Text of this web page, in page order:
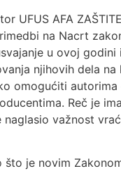
UFUS AFA
na Nacrt
u ovoj
njihovih dela
omogućiti
Reč je
važnost
je novim